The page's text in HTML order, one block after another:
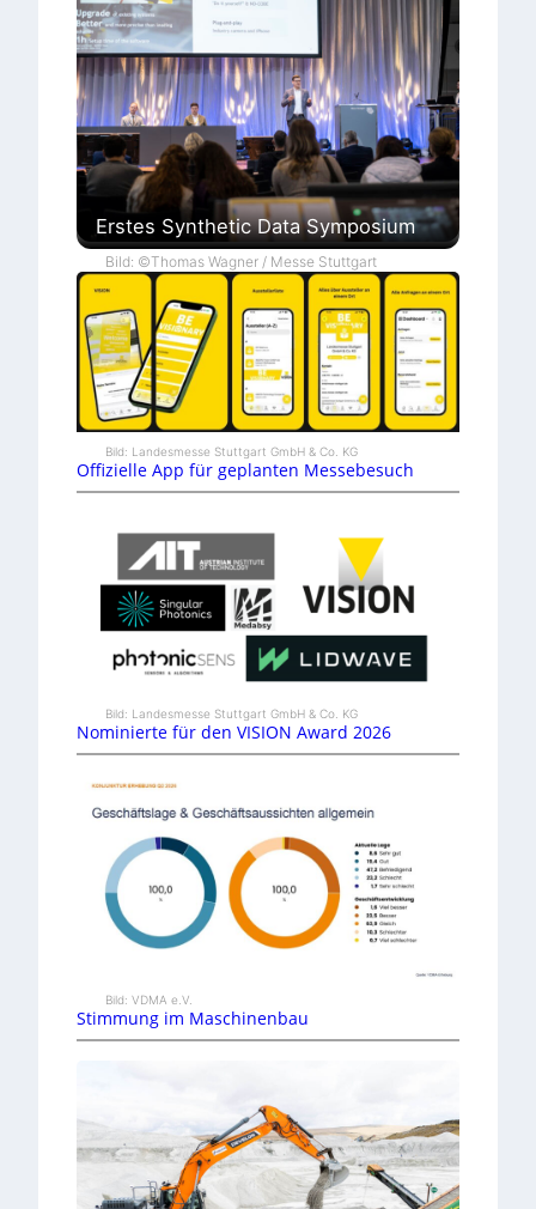
Erstes Synthetic Data Symposium
Bild: ©Thomas Wagner / Messe Stuttgart
Bild: Landesmesse Stuttgart GmbH & Co. KG
Offizielle App für geplanten Messebesuch
Bild: Landesmesse Stuttgart GmbH & Co. KG
Nominierte für den VISION Award 2026
Bild: VDMA e.V.
Stimmung im Maschinenbau